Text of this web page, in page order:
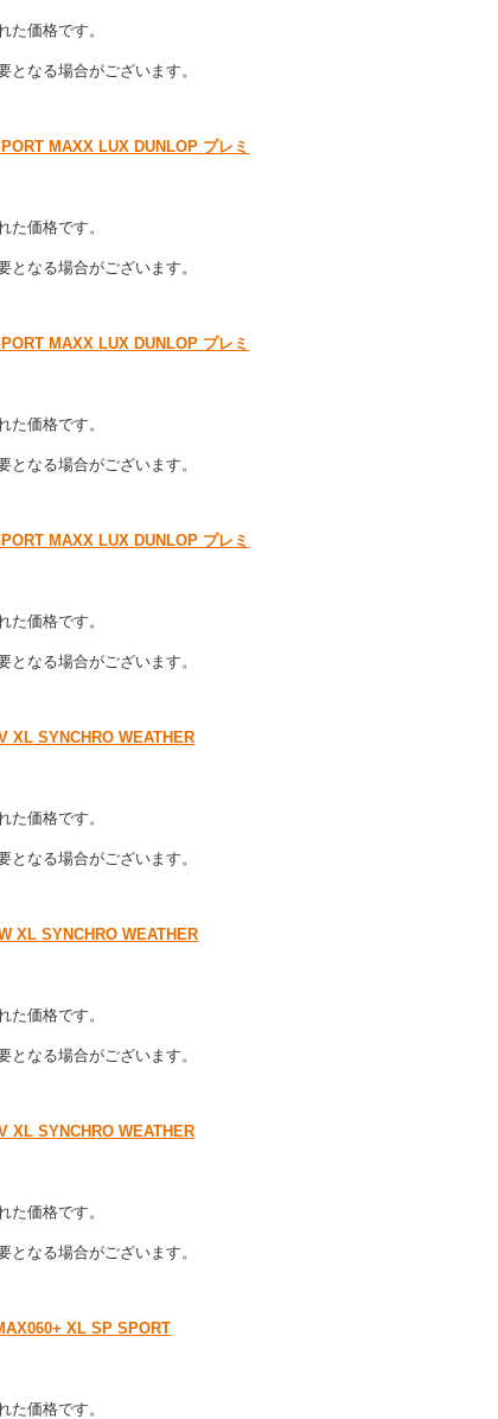
た価格です。
なる場合がございます。
MAXX LUX DUNLOP プレミ
た価格です。
なる場合がございます。
MAXX LUX DUNLOP プレミ
た価格です。
なる場合がございます。
MAXX LUX DUNLOP プレミ
た価格です。
なる場合がございます。
XL SYNCHRO WEATHER
た価格です。
なる場合がございます。
XL SYNCHRO WEATHER
た価格です。
なる場合がございます。
XL SYNCHRO WEATHER
た価格です。
なる場合がございます。
XL SP SPORT
た価格です。